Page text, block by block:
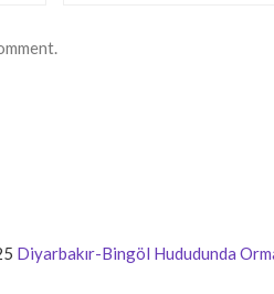
Diyarbakır-Bingöl Hududunda